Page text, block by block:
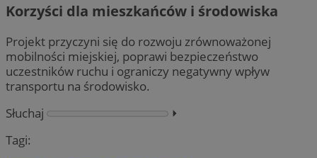
Korzyści dla mieszkańców i środowiska
Projekt przyczyni się do rozwoju zrównoważonej
mobilności miejskiej, poprawi bezpieczeństwo
uczestników ruchu i ograniczy negatywny wpływ
transportu na środowisko.
Słuchaj
⏵︎
Tagi: